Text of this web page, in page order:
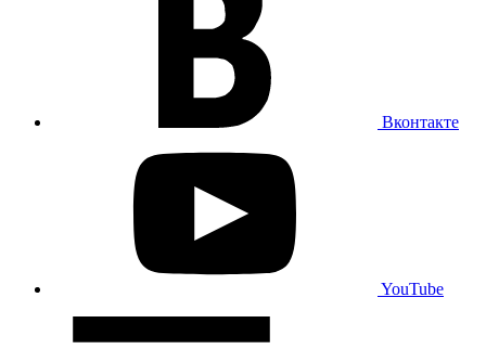
Вконтакте
YouTube